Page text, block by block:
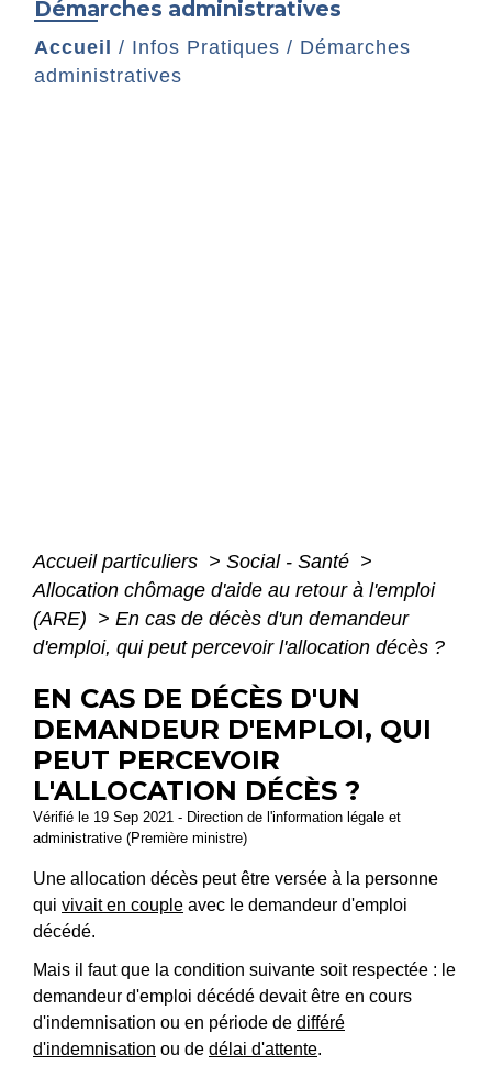
Démarches administratives
Accueil / Infos Pratiques / Démarches
administratives
Accueil particuliers > Social - Santé >
Allocation chômage d'aide au retour à l'emploi
(ARE) > En cas de décès d'un demandeur
d'emploi, qui peut percevoir l'allocation décès ?
EN CAS DE DÉCÈS D'UN
DEMANDEUR D'EMPLOI, QUI
PEUT PERCEVOIR
L'ALLOCATION DÉCÈS ?
Vérifié le 19 Sep 2021 - Direction de l'information légale et
administrative (Première ministre)
Une allocation décès peut être versée à la personne
qui vivait en couple avec le demandeur d'emploi
décédé.
Mais il faut que la condition suivante soit respectée : le
demandeur d'emploi décédé devait être en cours
d'indemnisation ou en période de différé
d'indemnisation ou de délai d'attente.